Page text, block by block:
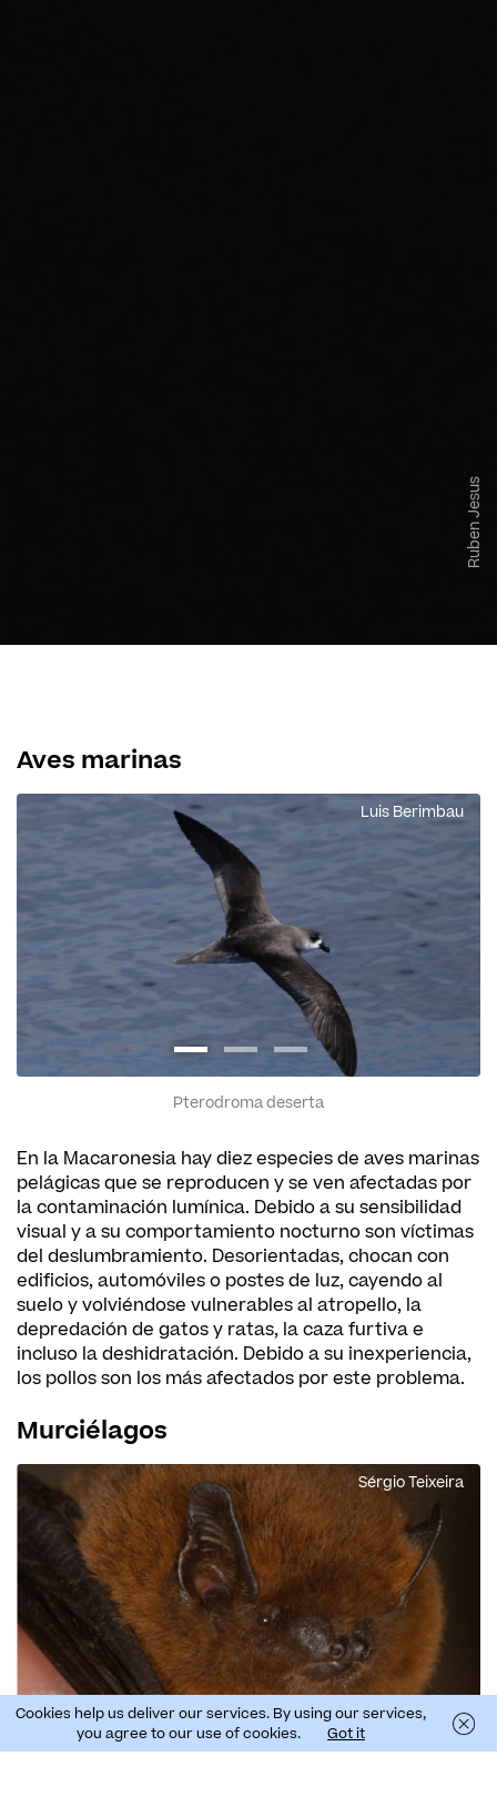
Ruben Jesus
Aves marinas
Luis Berimbau
Pterodroma deserta
En la Macaronesia hay diez especies de aves marinas
pelágicas que se reproducen y se ven afectadas por
la contaminación lumínica. Debido a su sensibilidad
visual y a su comportamiento nocturno son víctimas
del deslumbramiento. Desorientadas, chocan con
edificios, automóviles o postes de luz, cayendo al
suelo y volviéndose vulnerables al atropello, la
depredación de gatos y ratas, la caza furtiva e
incluso la deshidratación. Debido a su inexperiencia,
los pollos son los más afectados por este problema.
Murciélagos
Sérgio Teixeira
Cookies help us deliver our services. By using our services,
you agree to our use of cookies.
Got it